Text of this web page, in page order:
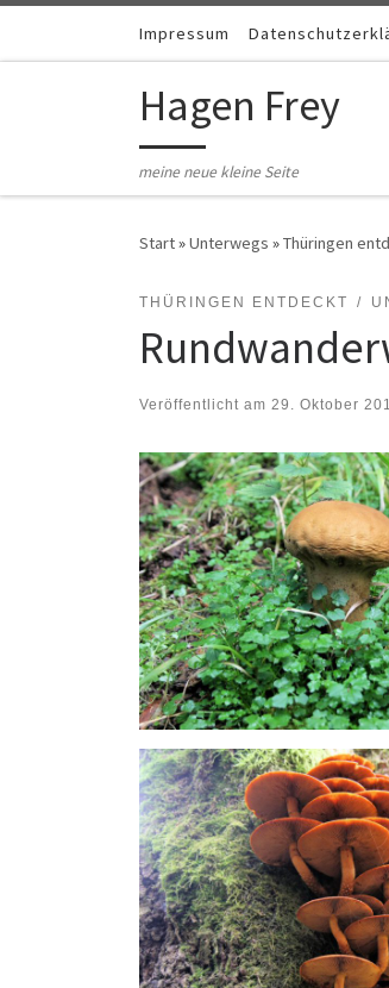
Zum Inhalt springenImpressum
Hagen Frey
meine neue kleine Seite
Start»Unterwegs »Thüringen
THÜRINGEN ENTDECKT
Veröffentlicht am 29. Oktober